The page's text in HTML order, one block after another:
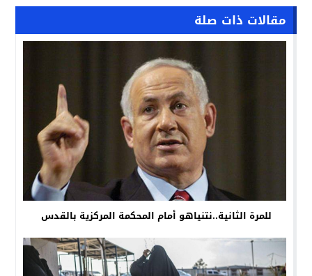
مقالات ذات صلة
للمرة الثانية..نتنياهو أمام المحكمة المركزية بالقدس